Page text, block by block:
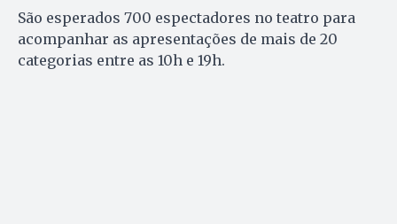
São esperados 700 espectadores no teatro para
acompanhar as apresentações de mais de 20
categorias entre as 10h e 19h.